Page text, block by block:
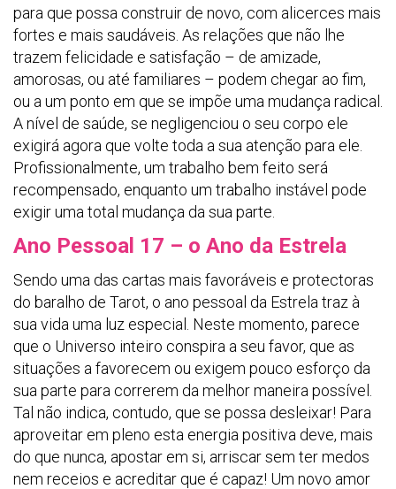
para que possa construir de novo, com alicerces mais
fortes e mais saudáveis. As relações que não lhe
trazem felicidade e satisfação – de amizade,
amorosas, ou até familiares – podem chegar ao fim,
ou a um ponto em que se impõe uma mudança radical.
A nível de saúde, se negligenciou o seu corpo ele
exigirá agora que volte toda a sua atenção para ele.
Profissionalmente, um trabalho bem feito será
recompensado, enquanto um trabalho instável pode
exigir uma total mudança da sua parte.
Ano Pessoal 17 – o Ano da Estrela
Sendo uma das cartas mais favoráveis e protectoras
do baralho de Tarot, o ano pessoal da Estrela traz à
sua vida uma luz especial. Neste momento, parece
que o Universo inteiro conspira a seu favor, que as
situações a favorecem ou exigem pouco esforço da
sua parte para correrem da melhor maneira possível.
Tal não indica, contudo, que se possa desleixar! Para
aproveitar em pleno esta energia positiva deve, mais
do que nunca, apostar em si, arriscar sem ter medos
nem receios e acreditar que é capaz! Um novo amor